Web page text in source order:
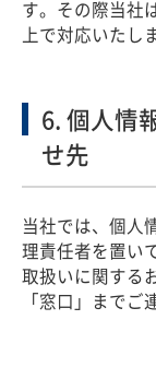
す。その際当社
上で対応いたし
6. 個人情
せ先
当社では、個人
理責任者を置い
取扱いに関する
「窓口」までご